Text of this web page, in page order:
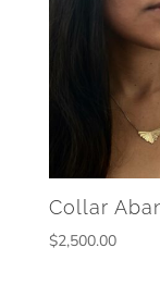
Collar
$2,500.00